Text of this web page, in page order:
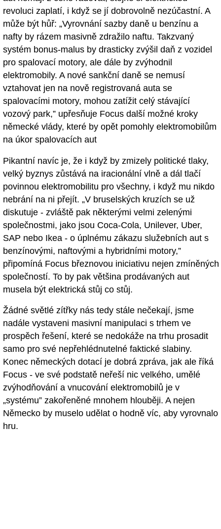
revoluci zaplatí, i když se jí dobrovolně nezúčastní. A
může být hůř: „Vyrovnání sazby daně u benzínu a
nafty by rázem masivně zdražilo naftu. Takzvaný
systém bonus-malus by drasticky zvýšil daň z vozidel
pro spalovací motory, ale dále by zvýhodnil
elektromobily. A nové sankční daně se nemusí
vztahovat jen na nově registrovaná auta se
spalovacími motory, mohou zatížit celý stávající
vozový park,” upřesňuje Focus další možné kroky
německé vlády, které by opět pomohly elektromobilům
na úkor spalovacích aut
Pikantní navíc je, že i když by zmizely politické tlaky,
velký byznys zůstává na iracionální vlně a dál tlačí
povinnou elektromobilitu pro všechny, i když mu nikdo
nebrání na ni přejít. „V bruselských kruzích se už
diskutuje - zvláště pak některými velmi zelenými
společnostmi, jako jsou Coca-Cola, Unilever, Uber,
SAP nebo Ikea - o úplnému zákazu služebních aut s
benzínovými, naftovými a hybridními motory,”
připomíná Focus březnovou iniciativu nejen zmíněných
společností. To by pak většina prodávaných aut
musela být elektrická stůj co stůj.
Žádné světlé zítřky nás tedy stále nečekají, jsme
nadále vystaveni masivní manipulaci s trhem ve
prospěch řešení, které se nedokáže na trhu prosadit
samo pro své nepřehlédnutelné faktické slabiny.
Konec německých dotací je dobrá zpráva, jak ale říká
Focus - ve své podstatě neřeší nic velkého, umělé
zvýhodňování a vnucování elektromobilů je v
„systému” zakořeněné mnohem hlouběji. A nejen
Německo by muselo udělat o hodně víc, aby vyrovnalo
hru.